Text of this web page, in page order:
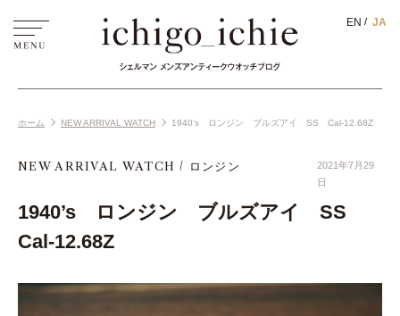
ホーム NEW ARRIVAL WATCH 1940’s ロンジン ブルズアイ SS Cal-12.68Z
NEW ARRIVAL WATCH ロンジン
2021年7月29
日
1940’s ロンジン ブルズアイ SS
Cal-12.68Z
EN JA